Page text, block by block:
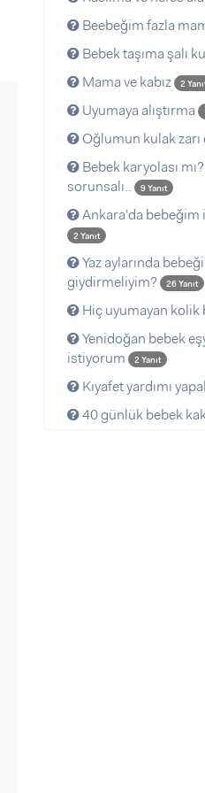
Beebeğim fazla
Bebek taşıma şalı
Mama ve kabız 2
Uyumaya alıştırma
Oğlumun kulak
Bebek karyolası
sorunsalı..
9 Yanıt
Ankara'da bebeğim
2 Yanıt
Yaz aylarında
giydirmeliyim?
26 Yanıt
Hiç uyumayan kolik
Yenidoğan bebek
istiyorum
2 Yanıt
Kıyafet yardımı
40 günlük bebek